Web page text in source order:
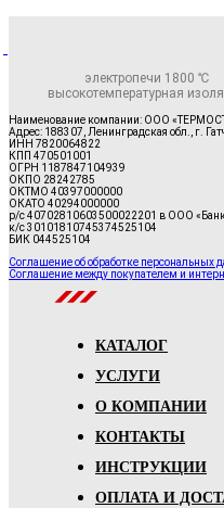
электропечи 1800 ℃
высокотемпературная
Наименование компании: ООО
Адрес: 188307, Ленинградская обл., г.
ИНН 7820064822
КПП 470501001
ОГРН 1187847104939
ОКПО 28242785
ОКТМО 40397000000
ОКАТО 40294000000
р/с 40702810603500022201 в ООО «Банк
к/с 30101810745374525104
БИК 044525104
Соглашение об обработке персональных
Соглашение между покупателем и
КАТАЛОГ
УСЛУГИ
О КОМПАНИИ
КОНТАКТЫ
ИНСТРУКЦИИ
ОПЛАТА И